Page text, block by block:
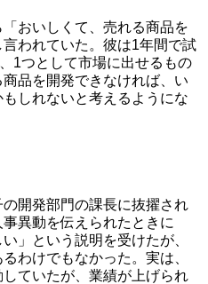
おいしくて、売れる商品を
われていた。彼は1年間で試
1つとして市場に出せるもの
品を開発できなければ、い
しれないと考えるようにな
開発部門の課長に抜擢され
異動を伝えられたときに
」という説明を受けたが、
わけでもなかった。実は、
ていたが、業績が上げられ